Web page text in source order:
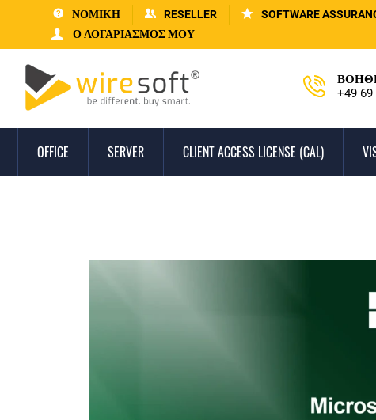
ΝΟΜΙΚΗ RESELLER SOFTWARE
Ο ΛΟΓΑΡΙΑΣΜΌΣ ΜΟΥ
+49 69
OFFICE SERVER CLIENT ACCESS LICENSE (CAL)